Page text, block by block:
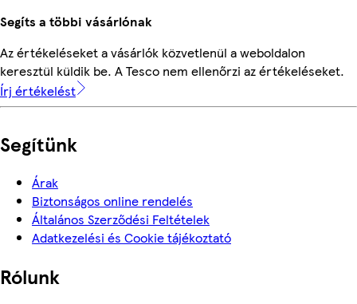
Segíts a többi vásárlónak
Az értékeléseket a vásárlók közvetlenül a weboldalon
keresztül küldik be. A Tesco nem ellenőrzi az értékeléseket.
Írj értékelést
Segítünk
Árak
Biztonságos online rendelés
Általános Szerződési Feltételek
Adatkezelési és Cookie tájékoztató
Rólunk